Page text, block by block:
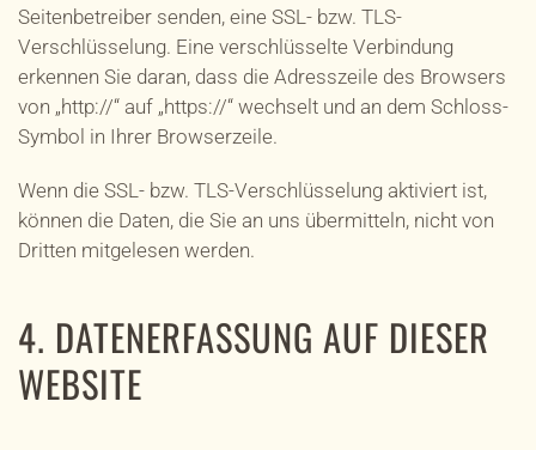
Seitenbetreiber senden, eine SSL- bzw. TLS-
Verschlüsselung. Eine verschlüsselte Verbindung
erkennen Sie daran, dass die Adresszeile des Browsers
von „http://“ auf „https://“ wechselt und an dem Schloss-
Symbol in Ihrer Browserzeile.
Wenn die SSL- bzw. TLS-Verschlüsselung aktiviert ist,
können die Daten, die Sie an uns übermitteln, nicht von
Dritten mitgelesen werden.
4. DATENERFASSUNG AUF DIESER
WEBSITE